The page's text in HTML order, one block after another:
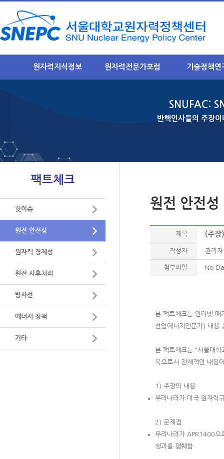
원자력지식정보
사용후 핵연료
중저준위폐기물
원자력산업 및 수출
원자력 정보 및 자료
원자력전문가포럼
NEXFO 심포지움
기술정책연
연구과제별 주요
- 안전규제
SNUFAC:
반핵인사들의 주장
팩트체크
핫이슈
원전 안전성
원자력 경제성
원전 사후처리
방사선
에너지 정책
기타
원전 안전성
제목 (주장
작성자 관리
첨부파일 No
본 팩트체크는 인터넷
선임에너지전문가) 내용
본 팩트체크는 “서울대학
목으로서 전체적인 내용
1) 주장의 내용
우리나라가 미국 원자력
2) 문제점
우리나라가 APR1400으
성과를 폄훼함